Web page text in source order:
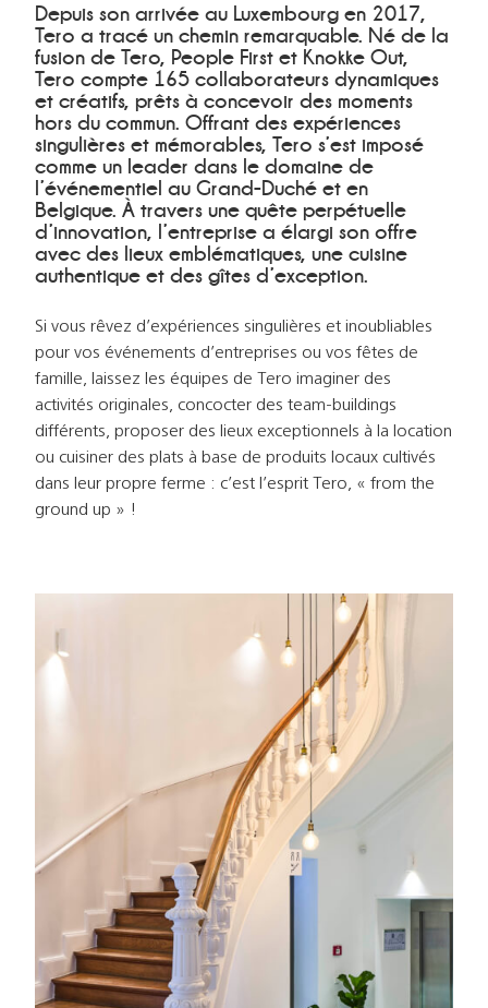
Depuis son arrivée au Luxembourg en 2017,
Tero a tracé un chemin remarquable. Né de la
fusion de Tero, People First et Knokke Out,
Tero compte 165 collaborateurs dynamiques
et créatifs, prêts à concevoir des moments
hors du commun. Offrant des expériences
singulières et mémorables, Tero s’est imposé
comme un leader dans le domaine de
l’événementiel au Grand-Duché et en
Belgique. À travers une quête perpétuelle
d’innovation, l’entreprise a élargi son offre
avec des lieux emblématiques, une cuisine
authentique et des gîtes d’exception.
Si vous rêvez d’expériences singulières et inoubliables
pour vos événements d’entreprises ou vos fêtes de
famille, laissez les équipes de Tero imaginer des
activités originales, concocter des team-buildings
différents, proposer des lieux exceptionnels à la location
ou cuisiner des plats à base de produits locaux cultivés
dans leur propre ferme : c’est l’esprit Tero, « from the
ground up » !